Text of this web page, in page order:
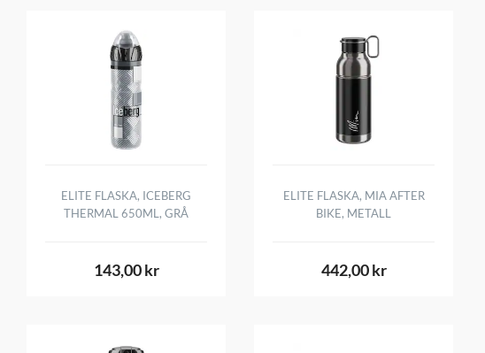
ELITE FLASKA, ICEBERG
THERMAL 650ML, GRÅ
143,00 kr
ELITE FLASKA, MIA AFTER
BIKE, METALL
442,00 kr